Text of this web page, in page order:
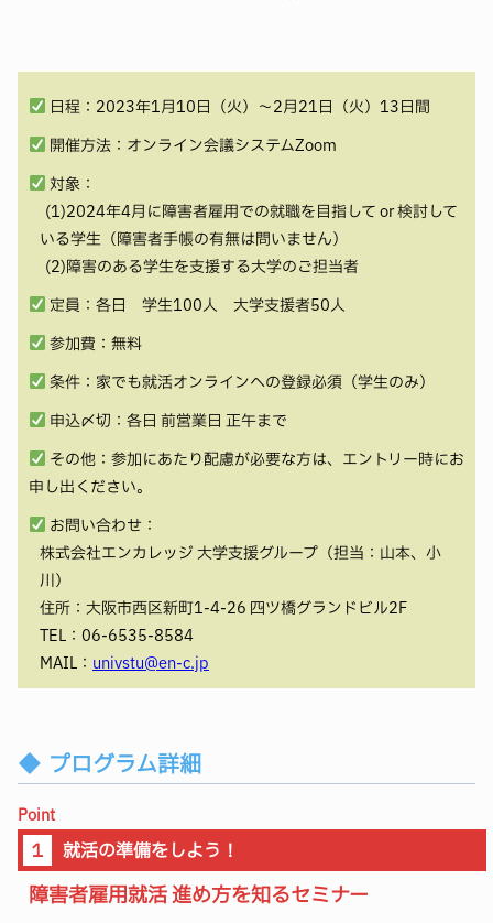
日程：2023年1月10日（火）～2月21日（火）13日間
開催方法：オンライン会議システムZoom
対象：
(1)2024年4月に障害者雇用での就職を目指して or 検討して
いる学生（障害者手帳の有無は問いません）
(2)障害のある学生を支援する大学のご担当者
定員：各日 学生100人 大学支援者50人
参加費：無料
条件：家でも就活オンラインへの登録必須（学生のみ）
申込〆切：各日 前営業日 正午まで
その他：参加にあたり配慮が必要な方は、エントリー時にお
申し出ください。
お問い合わせ：
株式会社エンカレッジ 大学支援グループ（担当：山本、小
川）
住所：大阪市西区新町1-4-26 四ツ橋グランドビル2F
TEL：06-6535-8584
MAIL： univstu@en-c.jp
プログラム詳細
Point
１ 就活の準備をしよう！
障害者雇用就活 進め方を知るセミナー